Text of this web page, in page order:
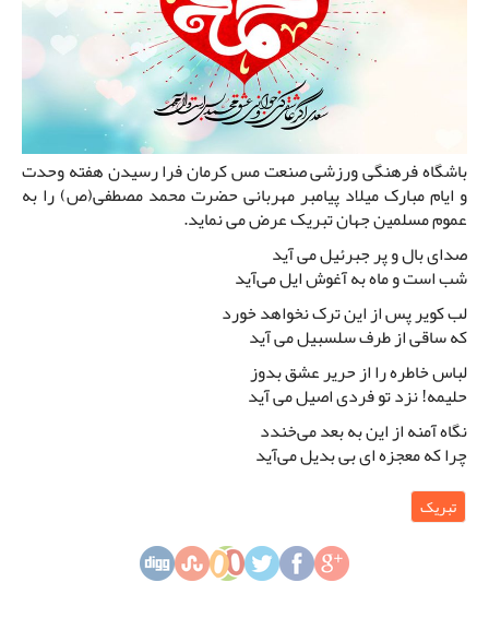
باشگاه فرهنگی ورزشی صنعت مس کرمان فرا رسیدن هفته وحدت
و ایام مبارک میلاد پیامبر مهربانی حضرت محمد مصطفی(ص) را به
عموم مسلمین جهان تبریک عرض می نماید.
صدای بال و پر جبرئیل می آید
شب است و ماه به آغوش ایل می‌آید
لب کویر پس از این ترک نخواهد خورد
که ساقی از طرف سلسبیل می آید
لباس خاطره را از حریر عشق بدوز
حلیمه! نزد تو فردی اصیل می آید
نگاه آمنه از این به بعد می‌خندد
چرا که معجزه ای بی بدیل می‌آید
تبریک